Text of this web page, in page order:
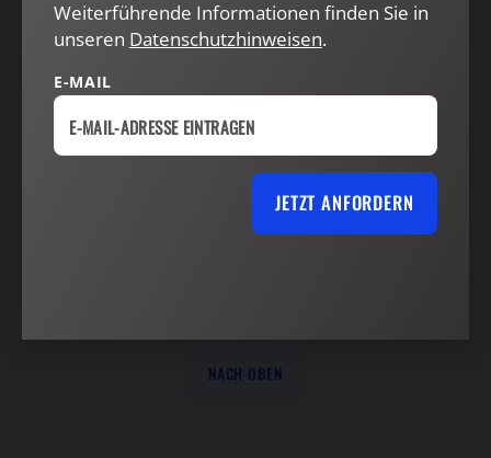
NACH OBEN
Weiterführende Informationen finden Sie in
unseren Datenschutzhinweisen.
E-MAIL
JETZT ANFORDERN